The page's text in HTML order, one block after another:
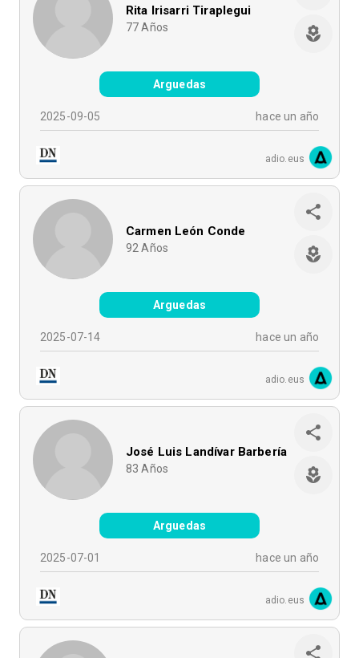
Rita Irisarri Tiraplegui
77 Años
Arguedas
2025-09-05 hace un año
adio.eus
Carmen León Conde
92 Años
Arguedas
2025-07-14 hace un año
adio.eus
José Luis Landívar Barbería
83 Años
Arguedas
2025-07-01 hace un año
adio.eus